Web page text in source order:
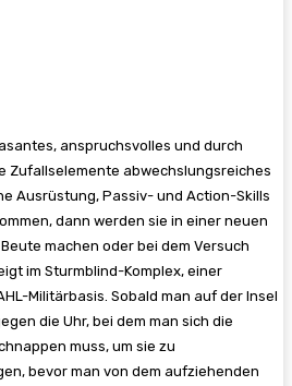
anspruchsvolles und durch
Zufallselemente abwechslungsreiches
Ausrüstung, Passiv- und Action-Skills
dann werden sie in einer neuen
machen oder bei dem Versuch
im Sturmblind-Komplex, einer
Militärbasis. Sobald man auf der Insel
die Uhr, bei dem man sich die
muss, um sie zu
bevor man von dem aufziehenden